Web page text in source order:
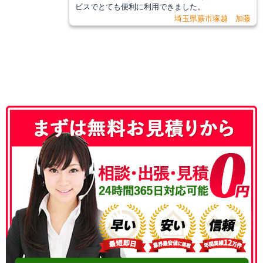
ビスでとても便利に利用できました。
埼玉県蕨市塚越 加藤
050-3186-4780